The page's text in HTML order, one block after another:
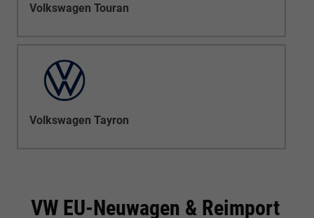
Volkswagen Touran
Volkswagen Tayron
VW EU-Neuwagen & Reimport